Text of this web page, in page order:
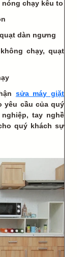
nóng chạy kêu to
dàn ngưng
chạy, quạt
sửa máy giặt
yêu cầu của quý
tay nghề
quý khách sự